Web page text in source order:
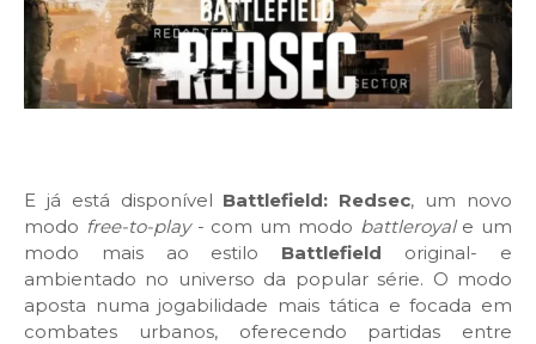
E já está disponível Battlefield: Redsec, um novo
modo free-to-play - com um modo battleroyal e um
modo mais ao estilo Battlefield original- e
ambientado no universo da popular série. O modo
aposta numa jogabilidade mais tática e focada em
combates urbanos, oferecendo partidas entre